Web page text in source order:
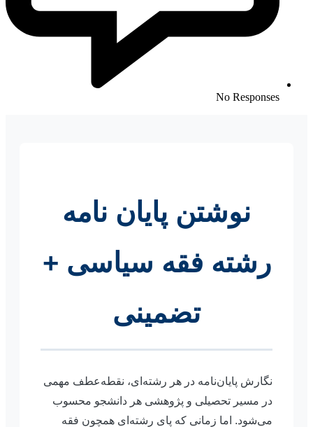
No Responses
نوشتن پایان نامه
رشته فقه سیاسی +
تضمینی
نگارش پایان‌نامه در هر رشته‌ای، نقطه‌عطف مهمی
در مسیر تحصیلی و پژوهشی هر دانشجو محسوب
می‌شود. اما زمانی که پای رشته‌ای همچون فقه